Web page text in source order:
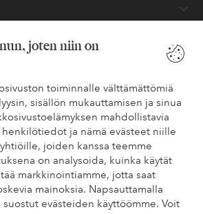
joten niin on
toiminnalle välttämättömiä
sisällön mukauttamisen ja sinua
mahdollistavia
henkilötiedot ja nämä evästeet niille
joiden kanssa teemme
on analysoida, kuinka käytät
markkinointiamme, jotta saat
mainoksia. Napsauttamalla
suostut evästeiden käyttöömme. Voit
maksut – maksa nyt tai erissä
lisää maksuvaihtoehdoistamme?
elpy
Suomi - Valitse maa